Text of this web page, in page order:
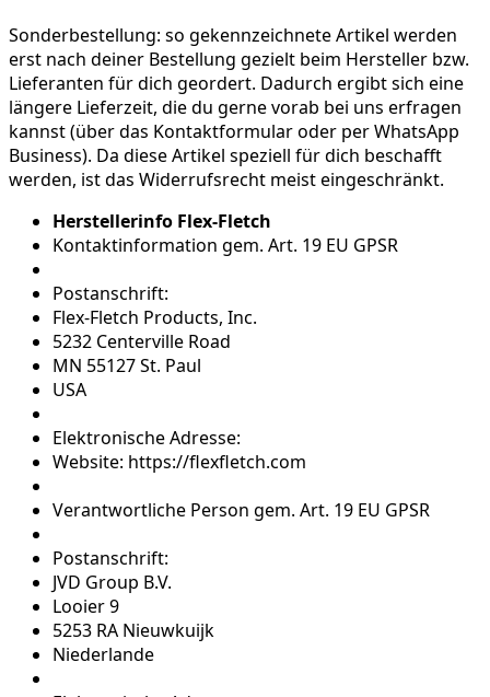
Sonderbestellung: so gekennzeichnete Artikel werden
erst nach deiner Bestellung gezielt beim Hersteller bzw.
Lieferanten für dich geordert. Dadurch ergibt sich eine
längere Lieferzeit, die du gerne vorab bei uns erfragen
kannst (über das Kontaktformular oder per WhatsApp
Business). Da diese Artikel speziell für dich beschafft
werden, ist das Widerrufsrecht meist eingeschränkt.
Herstellerinfo Flex-Fletch
Kontaktinformation gem. Art. 19 EU GPSR
Postanschrift:
Flex-Fletch Products, Inc.
5232 Centerville Road
MN 55127 St. Paul
USA
Elektronische Adresse:
Website: https://flexfletch.com
Verantwortliche Person gem. Art. 19 EU GPSR
Postanschrift:
JVD Group B.V.
Looier 9
5253 RA Nieuwkuijk
Niederlande